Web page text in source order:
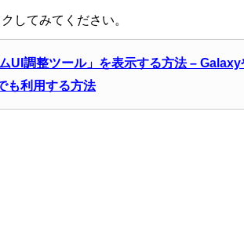
してみてください。
UI調整ツール」を表示する方法 –
も利用する方法